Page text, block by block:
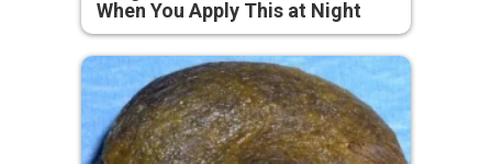
When You Apply This at Night